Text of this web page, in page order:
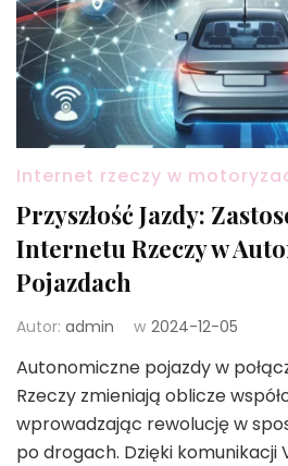
Internet rzeczy w
Przyszłość Jazdy:
Internetu Rzeczy w
Pojazdach
Autor: admin w 2024-12-05
Autonomiczne pojazdy w
Rzeczy zmieniają oblicze
wprowadzając rewolucję w
po drogach. Dzięki komunikacji